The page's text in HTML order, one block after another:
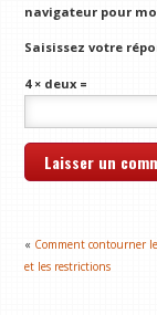
navigateur pour
Saisissez votre
4 × deux =
« Comment contourner
et les restrictions